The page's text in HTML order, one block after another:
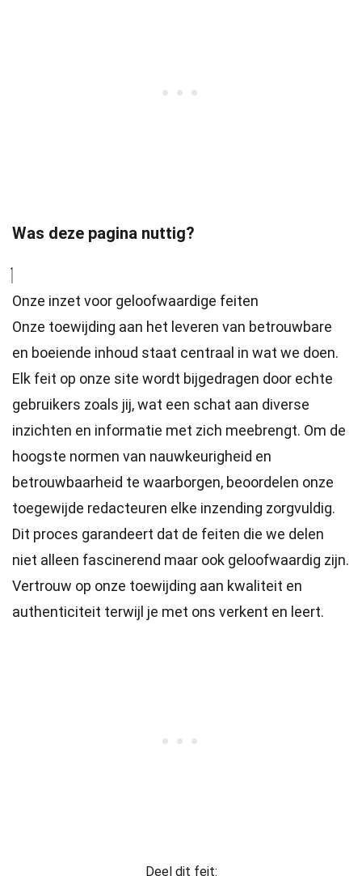
Was deze pagina nuttig?
Onze inzet voor geloofwaardige feiten
Onze toewijding aan het leveren van betrouwbare
en boeiende inhoud staat centraal in wat we doen.
Elk feit op onze site wordt bijgedragen door echte
gebruikers zoals jij, wat een schat aan diverse
inzichten en informatie met zich meebrengt. Om de
hoogste normen van nauwkeurigheid en
betrouwbaarheid te waarborgen, beoordelen onze
toegewijde redacteuren elke inzending zorgvuldig.
Dit proces garandeert dat de feiten die we delen
niet alleen fascinerend maar ook geloofwaardig zijn.
Vertrouw op onze toewijding aan kwaliteit en
authenticiteit terwijl je met ons verkent en leert.
Deel dit feit: